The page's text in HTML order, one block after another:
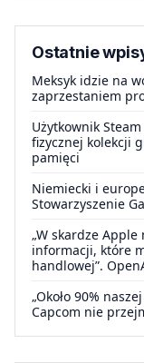
Ostatnie
Meksyk idzie na
zaprzestaniem
Użytkownik
fizycznej kolekcji
pamięci
Niemiecki i
Stowarzyszenie
„W skardze
informacji, które
handlowej”.
„Około 90%
Capcom nie